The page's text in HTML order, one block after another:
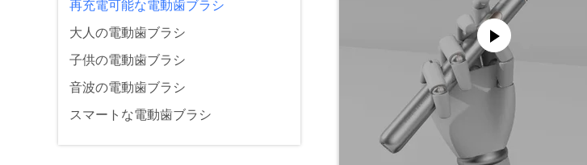
再充電可能な電動歯ブラシ
大人の電動歯ブラシ
子供の電動歯ブラシ
音波の電動歯ブラシ
スマートな電動歯ブラシ